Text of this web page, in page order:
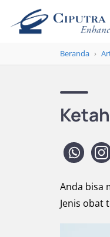
Beranda ›
Anda bisa
Jenis obat